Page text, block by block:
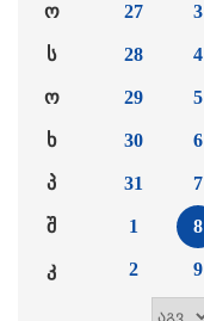
ო
ს
ო
ხ
პ
შ
კ
27
28
29
30
31
1
2
3
4
5
6
7
8
9